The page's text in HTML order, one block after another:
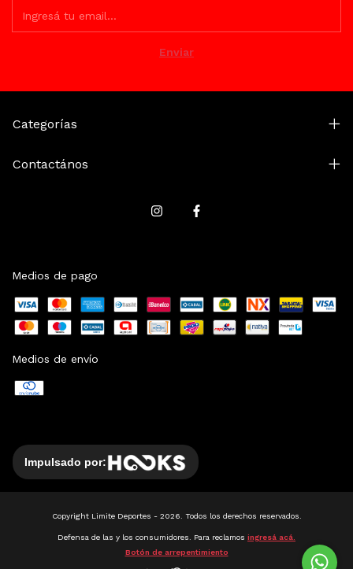
Categorías
Contactános
Medios de pago
Medios de envío
Impulsado por:
Copyright Limite Deportes - 2026. Todos los derechos reservados.
Defensa de las y los consumidores. Para reclamos ingresá acá.
Botón de arrepentimiento